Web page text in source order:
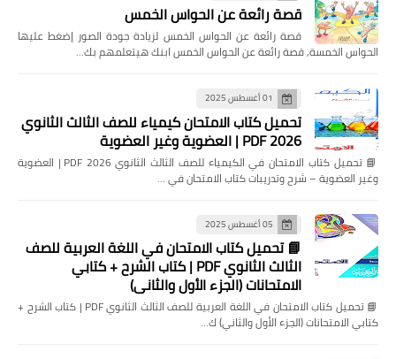
قصة رائعة عن الحواس الخمس
قصة رائعة عن الحواس الخمس لزيادة جودة الصور إضغط عليها
الحواس الخمسة, قصة رائعة عن الحواس الخمس ابنك هيتعلمهم بك…
01 أغسطس 2025
تحميل كتاب الامتحان كيمياء للصف الثالث الثانوي
2026 PDF | العضوية وغير العضوية
📘 تحميل كتاب الامتحان في الكيمياء للصف الثالث الثانوي 2026 PDF | العضوية
وغير العضوية – شرح وتدريبات كتاب الامتحان في …
05 أغسطس 2025
📘 تحميل كتاب الامتحان في اللغة العربية للصف
الثالث الثانوي PDF | كتاب الشرح + كتابي
الامتحانات (الجزء الأول والثاني)
📘 تحميل كتاب الامتحان في اللغة العربية للصف الثالث الثانوي PDF | كتاب الشرح +
كتابي الامتحانات (الجزء الأول والثاني) ك…